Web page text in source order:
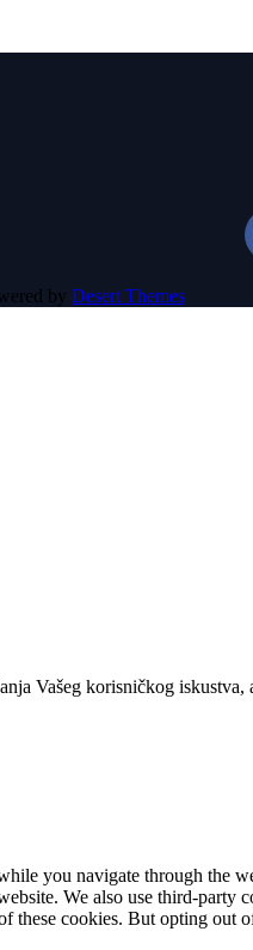
by Desert Themes
Vašeg korisničkog iskustva,
you navigate through the
We also use third-
these cookies. But opting out